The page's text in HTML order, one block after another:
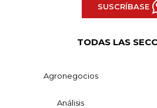
SUSCRÍBASE
TODAS LAS
Agronegocios
Análisis